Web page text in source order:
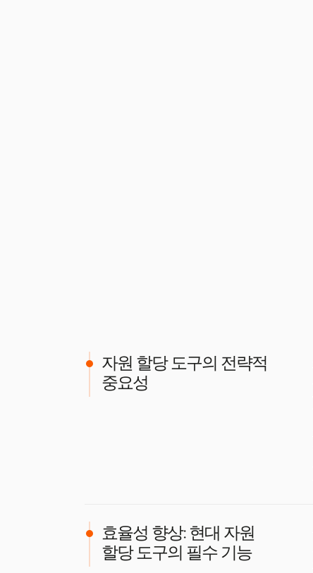
자원 할당 도구의 전략적
중요성
효율성 향상: 현대 자원
할당 도구의 필수 기능